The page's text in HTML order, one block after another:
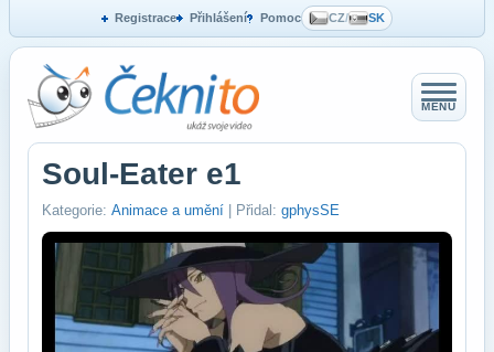
Registrace Přihlášení Pomoc CZ/ SK
MENU
Soul-Eater e1
Kategorie: Animace a umění | Přidal: gphysSE